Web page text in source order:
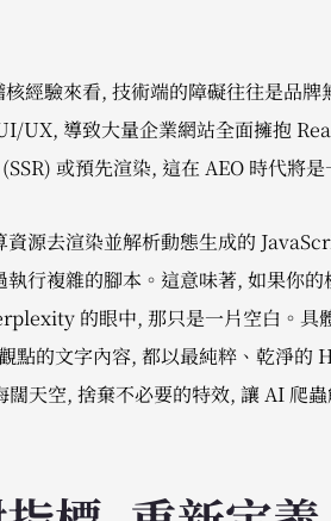
經驗來看, 技術端的障礙往往是品
UX, 導致大量企業網站全面擁抱
或預先渲染, 這在 AEO 時代將是
源去渲染並解析動態生成的
行複雜的腳本。這意味著, 如果你
的眼中, 那只是一片空白。具
點的文字內容, 都以最純粹、乾淨的
天空, 捨棄不必要的特效, 讓 AI 爬